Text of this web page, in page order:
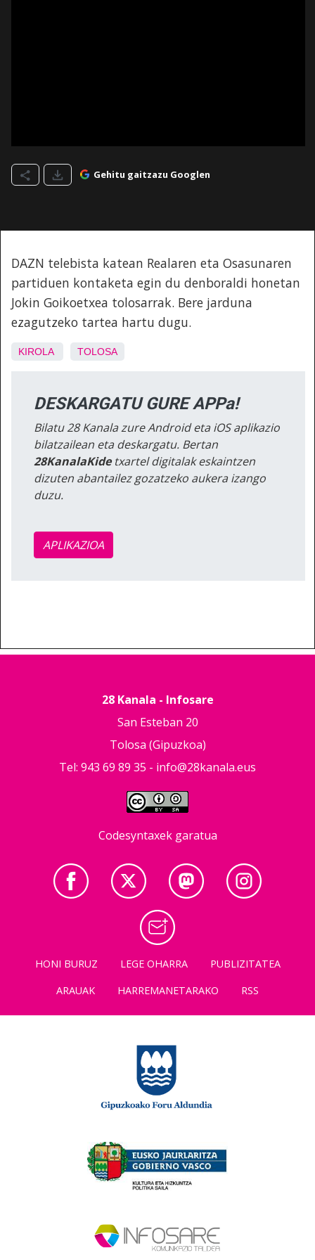
Gehitu gaitzazu Googlen
DAZN telebista katean Realaren eta Osasunaren
partiduen kontaketa egin du denboraldi honetan
Jokin Goikoetxea tolosarrak. Bere jarduna
ezagutzeko tartea hartu dugu.
KIROLA TOLOSA
DESKARGATU GURE APPa!
Bilatu 28 Kanala zure Android eta iOS aplikazio
bilatzailean eta deskargatu. Bertan
28KanalaKidetxartel digitalak eskaintzen
dizuten abantailez gozatzeko aukera izango
duzu.
APLIKAZIOA
28 Kanala - Infosare
San Esteban 20
Tolosa (Gipuzkoa)
Tel: 943 69 89 35 - info@28kanala.eus
Codesyntaxek garatua
HONI BURUZ LEGE OHARRA
PUBLIZITATEA
ARAUAK
HARREMANETARAKO RSS